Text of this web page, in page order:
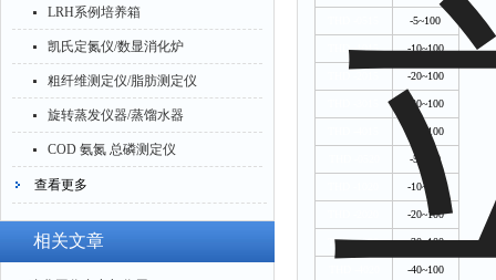
LRH系例培养箱
凯氏定氮仪/数显消化炉
粗纤维测定仪/脂肪测定仪
旋转蒸发仪器/蒸馏水器
COD 氨氮 总磷测定仪
查看更多
相关文章
-5~100
THD -1015 -10~100
-20~100
-30~100
-40~100
-5~100
-10~100
-20~100
THD -3020 -30~100
-40~100